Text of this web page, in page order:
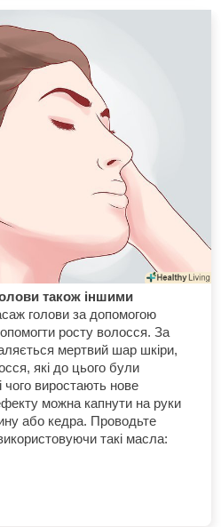
також іншими
голови за допомогою
росту волосся. За
мертвий шар шкіри,
які до цього були
чого виростають нове
можна капнути на руки
або кедра. Проводьте
такі масла: